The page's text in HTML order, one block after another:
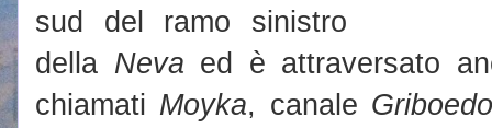
sud del ramo sinistro
della Neva ed è attraversato
chiamati Moyka, canale